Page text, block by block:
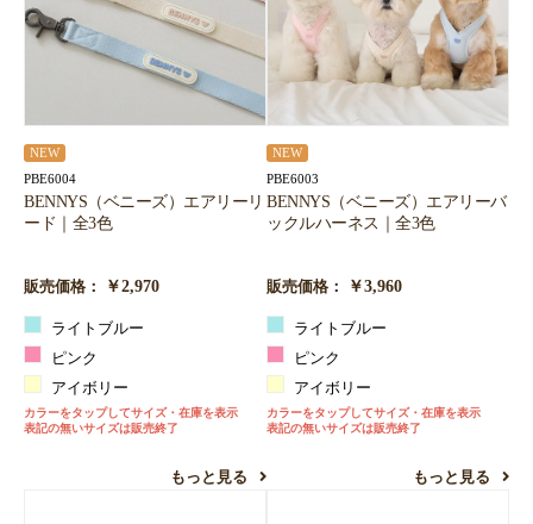
NEW
PBE6004
BENNYS（ベニーズ）エアリーリ
ード｜全3色
販売価格： ￥2,970
ライトブルー
ピンク
アイボリー
カラーをタップしてサイズ・在庫を表示
表記の無いサイズは販売終了
もっと見る
NEW
PBE6003
BENNYS（ベニーズ）エアリーバ
ックルハーネス｜全3色
販売価格： ￥3,960
ライトブルー
ピンク
アイボリー
カラーをタップしてサイズ・在庫を表示
表記の無いサイズは販売終了
もっと見る